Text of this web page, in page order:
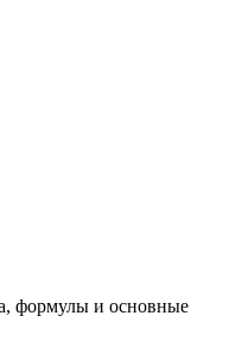
формулы и основные